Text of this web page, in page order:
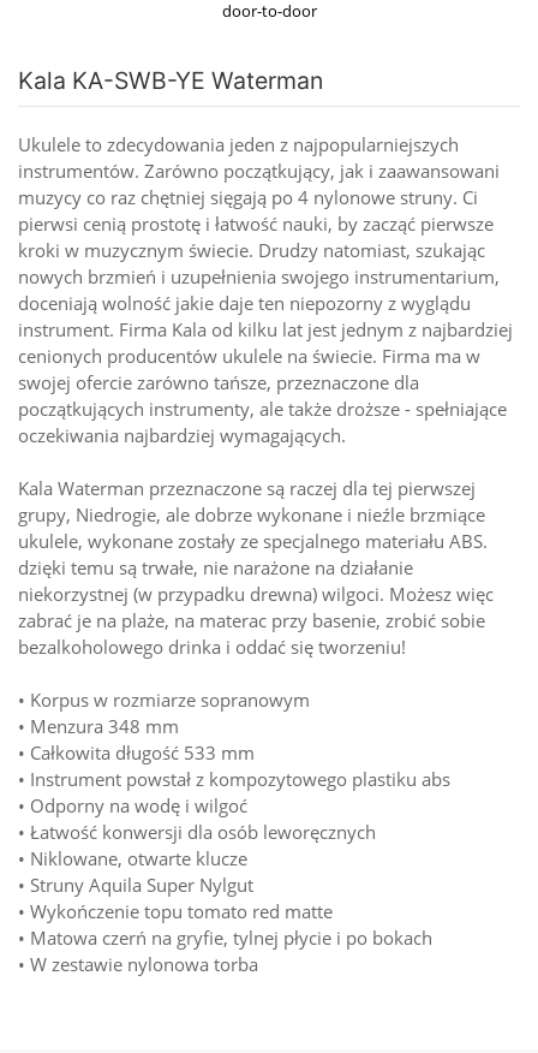
door-to-door
Kala KA-SWB-YE Waterman
Ukulele to zdecydowania jeden z najpopularniejszych
instrumentów. Zarówno początkujący, jak i zaawansowani
muzycy co raz chętniej sięgają po 4 nylonowe struny. Ci
pierwsi cenią prostotę i łatwość nauki, by zacząć pierwsze
kroki w muzycznym świecie. Drudzy natomiast, szukając
nowych brzmień i uzupełnienia swojego instrumentarium,
doceniają wolność jakie daje ten niepozorny z wyglądu
instrument. Firma Kala od kilku lat jest jednym z najbardziej
cenionych producentów ukulele na świecie. Firma ma w
swojej ofercie zarówno tańsze, przeznaczone dla
początkujących instrumenty, ale także droższe - spełniające
oczekiwania najbardziej wymagających.
Kala Waterman przeznaczone są raczej dla tej pierwszej
grupy, Niedrogie, ale dobrze wykonane i nieźle brzmiące
ukulele, wykonane zostały ze specjalnego materiału ABS.
dzięki temu są trwałe, nie narażone na działanie
niekorzystnej (w przypadku drewna) wilgoci. Możesz więc
zabrać je na plaże, na materac przy basenie, zrobić sobie
bezalkoholowego drinka i oddać się tworzeniu!
• Korpus w rozmiarze sopranowym
• Menzura 348 mm
• Całkowita długość 533 mm
• Instrument powstał z kompozytowego plastiku abs
• Odporny na wodę i wilgoć
• Łatwość konwersji dla osób leworęcznych
• Niklowane, otwarte klucze
• Struny Aquila Super Nylgut
• Wykończenie topu tomato red matte
• Matowa czerń na gryfie, tylnej płycie i po bokach
• W zestawie nylonowa torba